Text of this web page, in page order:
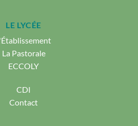
LE LYCÉE
La Pastorale
ECCOLY
CDI
Contact